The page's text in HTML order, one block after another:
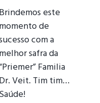
Brindemos este
momento de
com a
melhor safra da
Familia
Dr. Veit. Tim tim…
Saúde!